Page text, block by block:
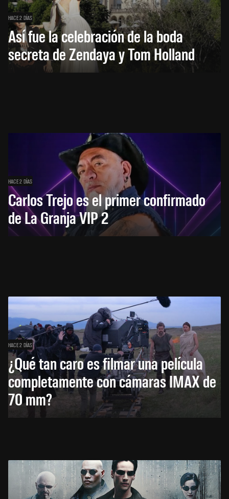
HACE 2 DÍAS
Así fue la celebración de la boda
secreta de Zendaya y Tom Holland
HACE 2 DÍAS
Carlos Trejo es el primer confirmado
de La Granja VIP 2
HACE 2 DÍAS
¿Qué tan caro es filmar una película
completamente con cámaras IMAX de
70 mm?